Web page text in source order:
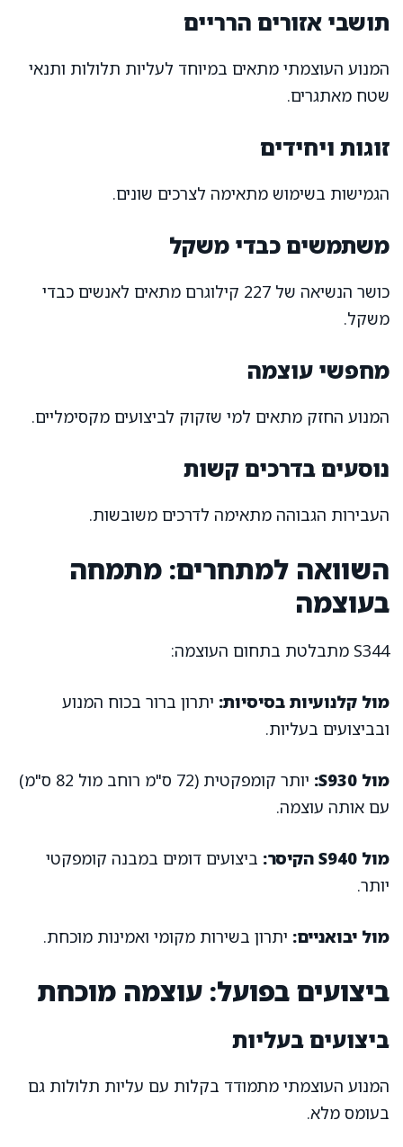
תושבי אזורים הרריים
המנוע העוצמתי מתאים במיוחד לעליות תלולות ותנאי
שטח מאתגרים.
זוגות ויחידים
הגמישות בשימוש מתאימה לצרכים שונים.
משתמשים כבדי משקל
כושר הנשיאה של 227 קילוגרם מתאים לאנשים כבדי
משקל.
מחפשי עוצמה
המנוע החזק מתאים למי שזקוק לביצועים מקסימליים.
נוסעים בדרכים קשות
העבירות הגבוהה מתאימה לדרכים משובשות.
השוואה למתחרים: מתמחה
בעוצמה
S344 מתבלטת בתחום העוצמה:
מול קלנועיות בסיסיות: יתרון ברור בכוח המנוע
ובביצועים בעליות.
מול S930:
יותר קומפקטית (72 ס"מ רוחב מול 82 ס"מ)
עם אותה עוצמה.
מול S940 הקיסר:
ביצועים דומים במבנה קומפקטי
יותר.
מול יבואניים: יתרון בשירות מקומי ואמינות מוכחת.
ביצועים בפועל: עוצמה מוכחת
ביצועים בעליות
המנוע העוצמתי מתמודד בקלות עם עליות תלולות גם
בעומס מלא.